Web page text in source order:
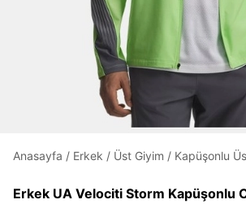
Üye Olmadan Devam Et
Anasayfa / Erkek / Üst Giyim / Kapüşonlu
Erkek UA Velociti Storm Kapüşonlu
Daha hızlı ödeme. Hızlı